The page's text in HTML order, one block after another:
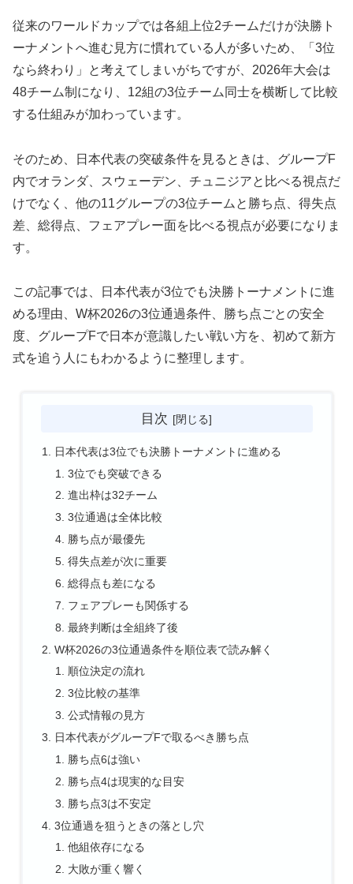
従来のワールドカップでは各組上位2チームだけが決勝ト
ーナメントへ進む見方に慣れている人が多いため、「3位
なら終わり」と考えてしまいがちですが、2026年大会は
48チーム制になり、12組の3位チーム同士を横断して比較
する仕組みが加わっています。
そのため、日本代表の突破条件を見るときは、グループF
内でオランダ、スウェーデン、チュニジアと比べる視点だ
けでなく、他の11グループの3位チームと勝ち点、得失点
差、総得点、フェアプレー面を比べる視点が必要になりま
す。
この記事では、日本代表が3位でも決勝トーナメントに進
める理由、W杯2026の3位通過条件、勝ち点ごとの安全
度、グループFで日本が意識したい戦い方を、初めて新方
式を追う人にもわかるように整理します。
目次
日本代表は3位でも決勝トーナメントに進める
3位でも突破できる
進出枠は32チーム
3位通過は全体比較
勝ち点が最優先
得失点差が次に重要
総得点も差になる
フェアプレーも関係する
最終判断は全組終了後
W杯2026の3位通過条件を順位表で読み解く
順位決定の流れ
3位比較の基準
公式情報の見方
日本代表がグループFで取るべき勝ち点
勝ち点6は強い
勝ち点4は現実的な目安
勝ち点3は不安定
3位通過を狙うときの落とし穴
他組依存になる
大敗が重く響く